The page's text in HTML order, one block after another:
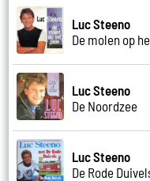
Luc Steeno
De molen op
Luc Steeno
De Noordzee
Luc Steeno
De Rode